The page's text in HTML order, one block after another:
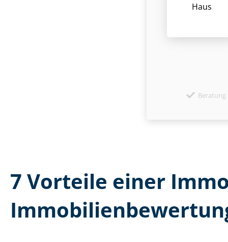
Haus
7 Vorteile einer